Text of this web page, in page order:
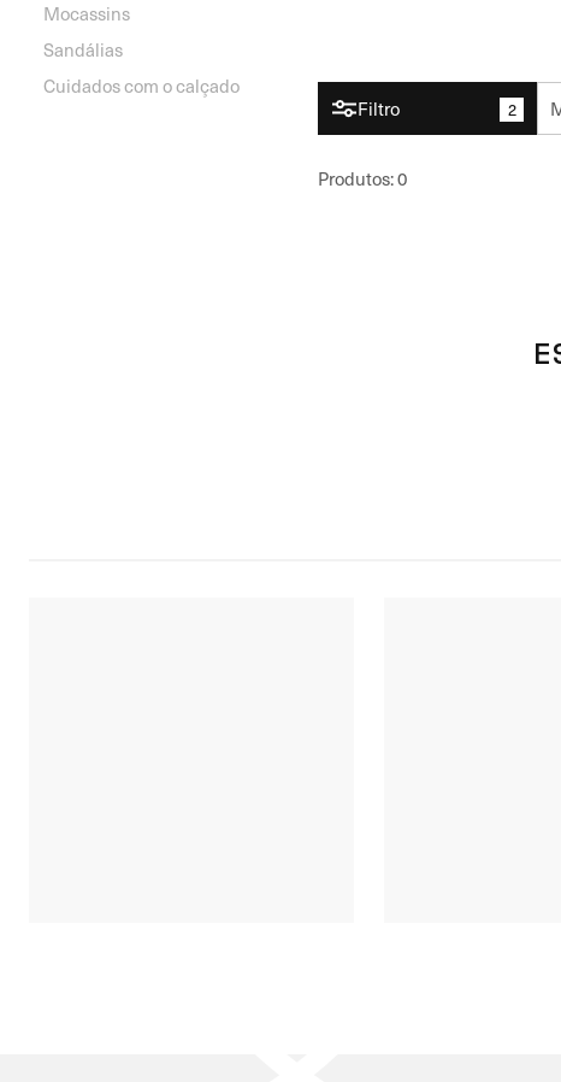
Mocassins
Sandálias
Cuidados com o calçado
Filtro 2
Produtos:0